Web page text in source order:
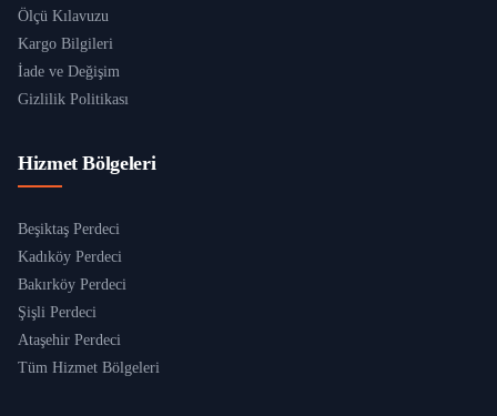
Ölçü Kılavuzu
Kargo Bilgileri
İade ve Değişim
Gizlilik Politikası
Hizmet Bölgeleri
Beşiktaş Perdeci
Kadıköy Perdeci
Bakırköy Perdeci
Şişli Perdeci
Ataşehir Perdeci
Tüm Hizmet Bölgeleri